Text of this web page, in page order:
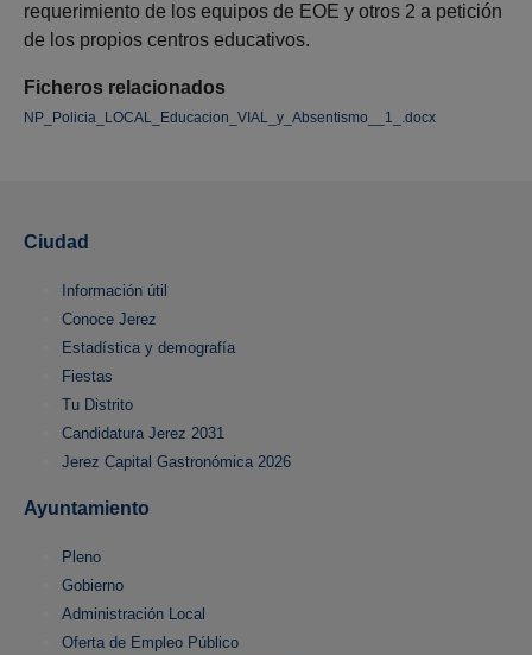
Ficheros relacionados
NP_Policia_LOCAL_Educacion_VIAL_y_Absentismo__1_.docx
requerimiento de los equipos de EOE y otros 2 a petición
de los propios centros educativos.
Ciudad
Información útil
Conoce Jerez
Estadística y demografía
Fiestas
Tu Distrito
Candidatura Jerez 2031
Jerez Capital Gastronómica 2026
Ayuntamiento
Pleno
Gobierno
Administración Local
Oferta de Empleo Público